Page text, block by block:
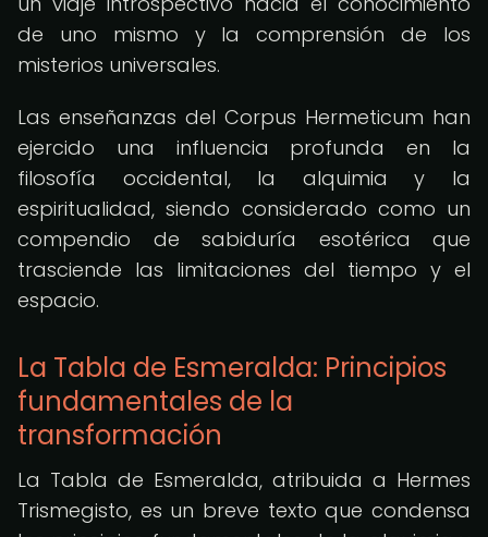
de uno mismo y la comprensión de los
misterios universales.
Las enseñanzas del Corpus Hermeticum han
ejercido una influencia profunda en la
filosofía occidental, la alquimia y la
espiritualidad, siendo considerado como un
compendio de sabiduría esotérica que
trasciende las limitaciones del tiempo y el
espacio.
La Tabla de Esmeralda: Principios
fundamentales de la
transformación
La Tabla de Esmeralda, atribuida a Hermes
Trismegisto, es un breve texto que condensa